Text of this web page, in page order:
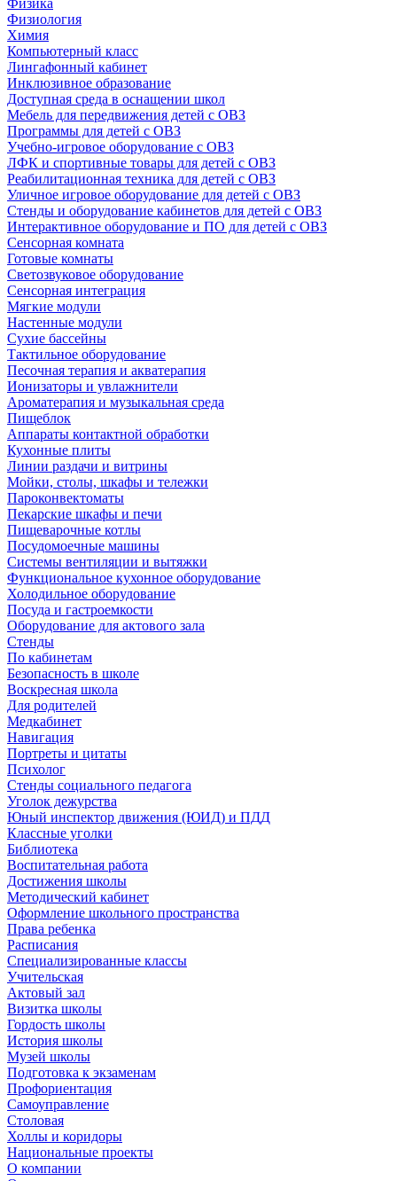
Физика
Физиология
Химия
Компьютерный класс
Лингафонный кабинет
Инклюзивное образование
Доступная среда в оснащении школ
Мебель для передвижения детей с ОВЗ
Программы для детей с ОВЗ
Учебно-игровое оборудование с ОВЗ
ЛФК и спортивные товары для детей с ОВЗ
Реабилитационная техника для детей с ОВЗ
Уличное игровое оборудование для детей с ОВЗ
Стенды и оборудование кабинетов для детей с ОВЗ
Интерактивное оборудование и ПО для детей с ОВЗ
Сенсорная комната
Готовые комнаты
Светозвуковое оборудование
Сенсорная интеграция
Мягкие модули
Настенные модули
Сухие бассейны
Тактильное оборудование
Песочная терапия и акватерапия
Ионизаторы и увлажнители
Ароматерапия и музыкальная среда
Пищеблок
Аппараты контактной обработки
Кухонные плиты
Линии раздачи и витрины
Мойки, столы, шкафы и тележки
Пароконвектоматы
Пекарские шкафы и печи
Пищеварочные котлы
Посудомоечные машины
Системы вентиляции и вытяжки
Функциональное кухонное оборудование
Холодильное оборудование
Посуда и гастроемкости
Оборудование для актового зала
Стенды
По кабинетам
Безопасность в школе
Воскресная школа
Для родителей
Медкабинет
Навигация
Портреты и цитаты
Психолог
Стенды социального педагога
Уголок дежурства
Юный инспектор движения (ЮИД) и ПДД
Классные уголки
Библиотека
Воспитательная работа
Достижения школы
Методический кабинет
Оформление школьного пространства
Права ребенка
Расписания
Специализированные классы
Учительская
Актовый зал
Визитка школы
Гордость школы
История школы
Музей школы
Подготовка к экзаменам
Профориентация
Самоуправление
Столовая
Холлы и коридоры
Национальные проекты
О компании